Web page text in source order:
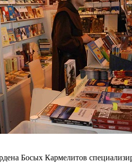
Босых Кармелитов